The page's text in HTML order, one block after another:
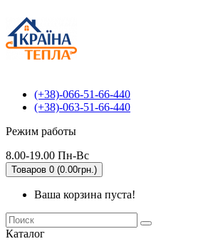
(+38)-066-51-66-440
(+38)-063-51-66-440
Режим работы
8.00-19.00 Пн-Вс
Товаров 0 (0.00грн.)
Ваша корзина пуста!
Каталог